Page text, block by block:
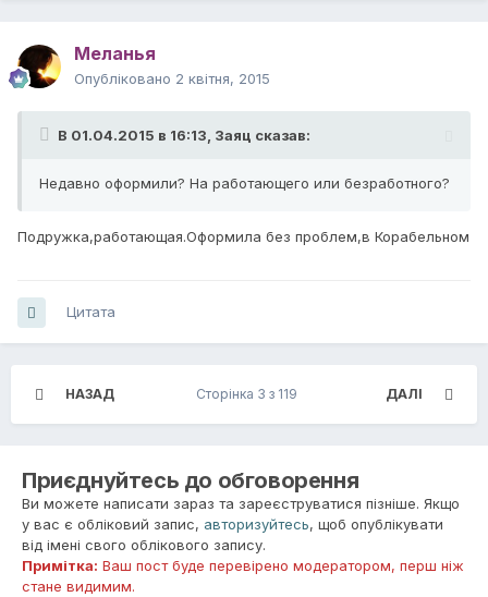
Меланья
Опубліковано 2 квітня, 2015
В 01.04.2015 в 16:13, Заяц сказав:
Недавно оформили? На работающего или безработного?
Подружка,работающая.Оформила без проблем,в Корабельном
Цитата
НАЗАД ДАЛІ
Сторінка 3 з 119
Приєднуйтесь до обговорення
Ви можете написати зараз та зареєструватися пізніше. Якщо
у вас є обліковий запис, авторизуйтесь, щоб опублікувати
від імені свого облікового запису.
Примітка: Ваш пост буде перевірено модератором, перш ніж
стане видимим.